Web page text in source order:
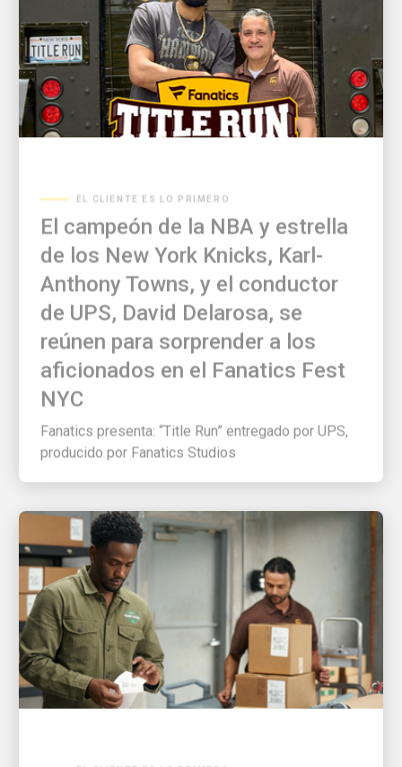
El campeón de la NBA y estrella
de los New York Knicks, Karl-
Anthony Towns, y el conductor
de UPS, David Delarosa, se
reúnen para sorprender a los
aficionados en el Fanatics Fest
NYC
producido por Fanatics Studios